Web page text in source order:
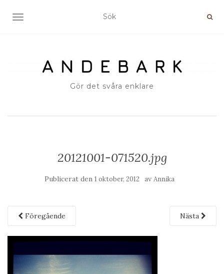
SLÅ PÅ/AV NAVIGERING
Gör det svåra enklare
20121001-071520.jpg
Publicerat den 1 oktober, 2012 av Annika
Föregående Nästa